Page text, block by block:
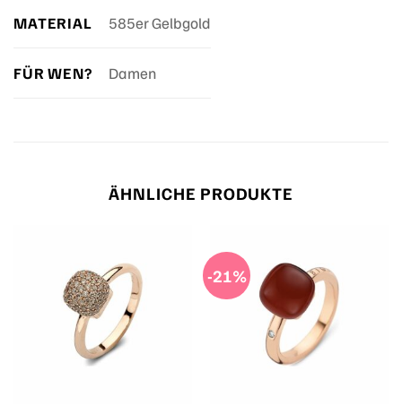
MATERIAL 585er Gelbgold
FÜR WEN? Damen
ÄHNLICHE PRODUKTE
-21%